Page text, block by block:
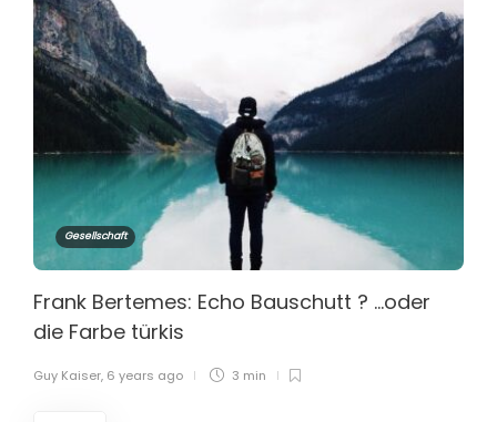
Gesellschaft
Frank Bertemes: Echo Bauschutt ? …oder
die Farbe türkis
Guy Kaiser, 6 years ago 3 min